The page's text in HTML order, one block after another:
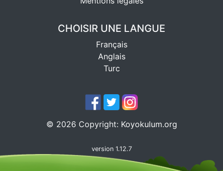
CHOISIR UNE LANGUE
Français
Anglais
Turc
© 2026 Copyright: Koyokulum.org
version 1.12.7